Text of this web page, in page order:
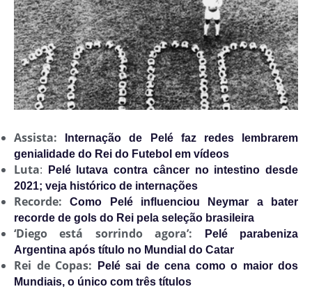
Assista:
Internação de Pelé faz redes lembrarem
genialidade do Rei do Futebol em vídeos
Luta:
Pelé lutava contra câncer no intestino desde
2021; veja histórico de internações
Recorde:Como Pelé influenciou Neymar a bater
recorde de gols do Rei pela seleção brasileira
‘Diego está sorrindo agora’:
Pelé parabeniza
Argentina após título no Mundial do Catar
Rei de Copas:
Pelé sai de cena como o maior dos
Mundiais, o único com três títulos